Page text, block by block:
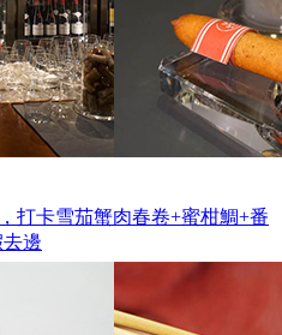
打卡雪茄蟹肉春卷+蜜柑鯛+番
邊